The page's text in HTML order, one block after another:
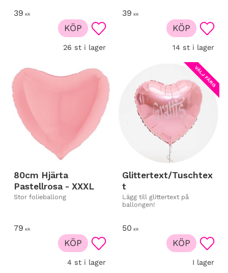
39 KR
Lägg till i favoriter
26 st i lager
KÖP
39 KR
14 st i lager
KÖP
80cm Hjärta
Pastellrosa - XXXL
Stor folieballong
79 KR
Lägg till i favoriter
4 st i lager
KÖP
Glittertext/Tuschtex
t
Lägg till glittertext på
ballongen!
50 KR
VÄLJ FÄRG
I lager
KÖP